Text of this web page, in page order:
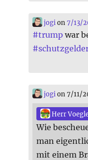
jogion7/13/
#trump war
#
jogion 7/11/
Herr
Wie
man
mit einem